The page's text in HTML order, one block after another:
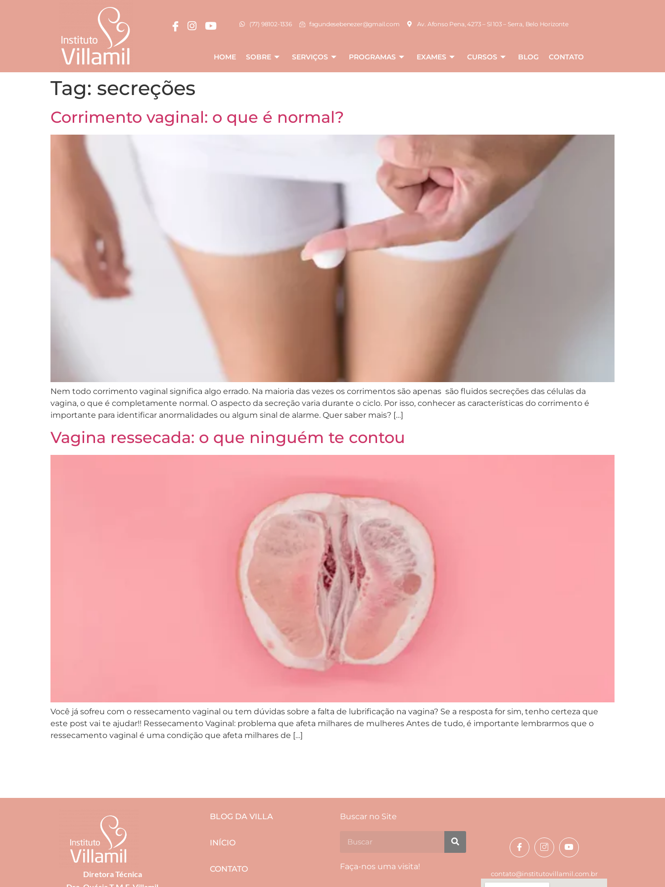
(77) 98102-1336 fagundesebenezer@gmail.com Av. Afonso Pena, 4273 – Sl 103 – Serra, Belo Horizonte
HOME SOBRE SERVIÇOS PROGRAMAS EXAMES CURSOS BLOG CONTATO
Tag: secreções
Corrimento vaginal: o que é normal?
Nem todo corrimento vaginal significa algo errado. Na maioria das vezes os corrimentos são apenas são fluidos secreções das células da
vagina, o que é completamente normal. O aspecto da secreção varia durante o ciclo. Por isso, conhecer as características do corrimento é
importante para identificar anormalidades ou algum sinal de alarme. Quer saber mais? […]
Vagina ressecada: o que ninguém te contou
Você já sofreu com o ressecamento vaginal ou tem dúvidas sobre a falta de lubrificação na vagina? Se a resposta for sim, tenho certeza que
este post vai te ajudar!! Ressecamento Vaginal: problema que afeta milhares de mulheres Antes de tudo, é importante lembrarmos que o
ressecamento vaginal é uma condição que afeta milhares de […]
Diretora Técnica
BLOG DA VILLA
INÍCIO
CONTATO
Buscar no Site
Faça-nos uma visita!
contato@institutovillamil.com.br